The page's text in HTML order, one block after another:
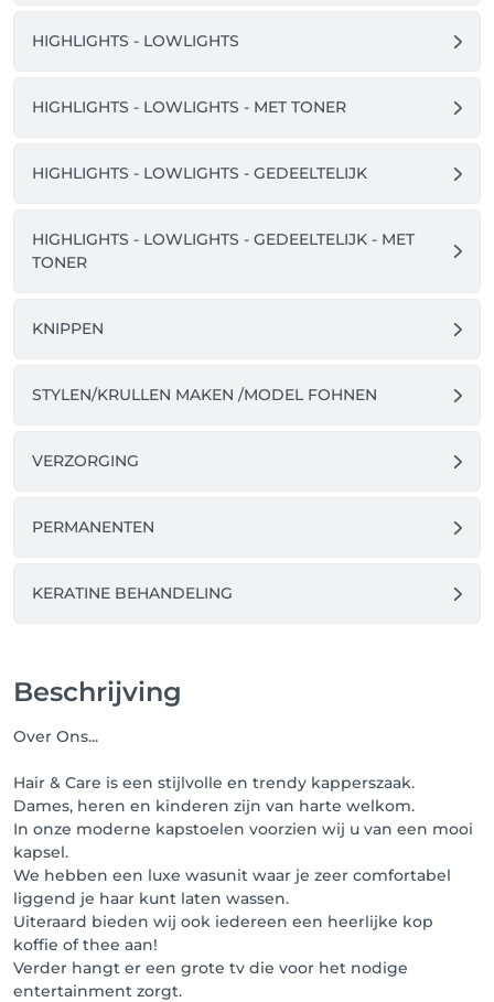
inloggen met je bestaande account om je afspraken
HIGHLIGHTS - LOWLIGHTS
HIGHLIGHTS - LOWLIGHTS - MET TONER
HIGHLIGHTS - LOWLIGHTS - GEDEELTELIJK
HIGHLIGHTS - LOWLIGHTS - GEDEELTELIJK - MET
TONER
KNIPPEN
STYLEN/KRULLEN MAKEN /MODEL FOHNEN
VERZORGING
PERMANENTEN
KERATINE BEHANDELING
Beschrijving
Over Ons...
Hair & Care is een stijlvolle en trendy kapperszaak.
Dames, heren en kinderen zijn van harte welkom.
In onze moderne kapstoelen voorzien wij u van een mooi
kapsel.
We hebben een luxe wasunit waar je zeer comfortabel
liggend je haar kunt laten wassen.
Uiteraard bieden wij ook iedereen een heerlijke kop
koffie of thee aan!
Verder hangt er een grote tv die voor het nodige
entertainment zorgt.